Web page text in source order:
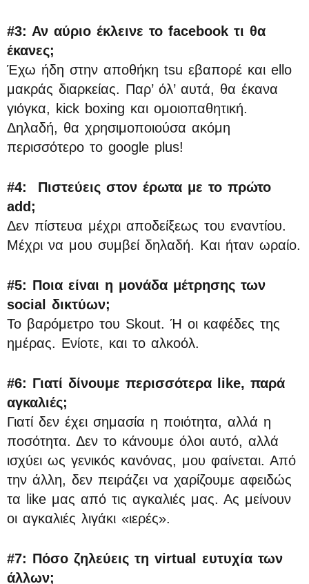
#3: Αν αύριο έκλεινε το facebook τι θα
έκανες;
Έχω ήδη στην αποθήκη tsu εβαπορέ και ello
μακράς διαρκείας. Παρ’ όλ’ αυτά, θα έκανα
γιόγκα, kick boxing και ομοιοπαθητική.
Δηλαδή, θα χρησιμοποιούσα ακόμη
περισσότερο το google plus!
#4:
Πιστεύεις στον έρωτα με το πρώτο
add;
Δεν πίστευα μέχρι αποδείξεως του εναντίου.
Μέχρι να μου συμβεί δηλαδή. Και ήταν ωραίο.
#5: Ποια είναι η μονάδα μέτρησης των
social δικτύων;
Το βαρόμετρο του Skout. Ή οι καφέδες της
ημέρας. Ενίοτε, και το αλκοόλ.
#6: Γιατί δίνουμε περισσότερα like, παρά
αγκαλιές;
Γιατί δεν έχει σημασία η ποιότητα, αλλά η
ποσότητα. Δεν το κάνουμε όλοι αυτό, αλλά
ισχύει ως γενικός κανόνας, μου φαίνεται. Από
την άλλη, δεν πειράζει να χαρίζουμε αφειδώς
τα like μας από τις αγκαλιές μας. Ας μείνουν
οι αγκαλιές λιγάκι «ιερές».
#7: Πόσο ζηλεύεις τη virtual ευτυχία των
άλλων;